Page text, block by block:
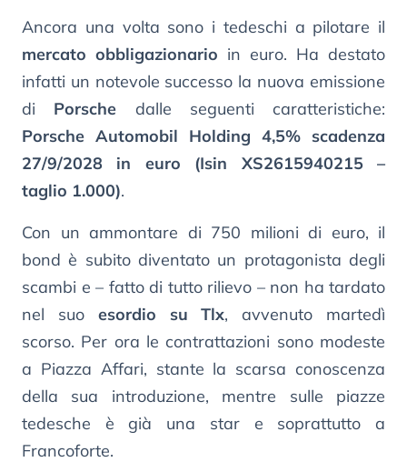
Ancora una volta sono i tedeschi a pilotare il
mercato obbligazionario in euro. Ha destato
infatti un notevole successo la nuova emissione
di Porsche dalle seguenti caratteristiche:
Porsche Automobil Holding 4,5% scadenza
27/9/2028 in euro (Isin XS2615940215 –
taglio 1.000).
Con un ammontare di 750 milioni di euro, il
bond è subito diventato un protagonista degli
scambi e – fatto di tutto rilievo – non ha tardato
nel suo esordio su Tlx, avvenuto martedì
scorso. Per ora le contrattazioni sono modeste
a Piazza Affari, stante la scarsa conoscenza
della sua introduzione, mentre sulle piazze
tedesche è già una star e soprattutto a
Francoforte.